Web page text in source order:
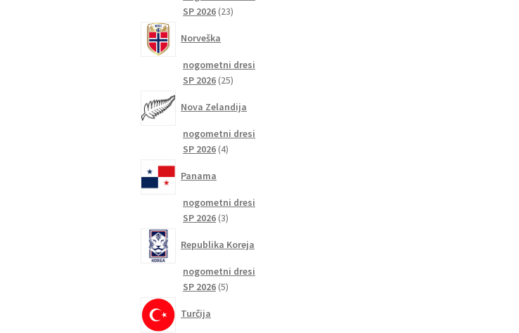
SP 2026 2323
Norveška
nogometni dresi
SP 2026 2525
Nova Zelandija
nogometni dresi
SP 2026 44
Panama
nogometni dresi
SP 2026 33
Republika Koreja
nogometni dresi
SP 2026 55
Turčija